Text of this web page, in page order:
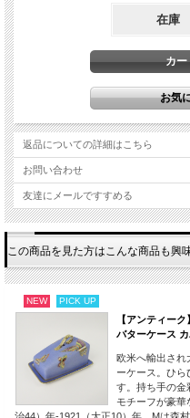
今から100年以上前日本で作られ海
近代輸出陶磁器として当時の日本人
の高さがうかがえる希少なカップ＆
次の100年もまた作品を愛してくだ
【サイズ】※約となります。
カップ
口径：約9cm
高さ：約7.7cm
ソーサー
直径：約15.5m
高さ：約1.7cm
【状態】
金彩のスレ、わずかな金点盛りのは
ございますがヒビ、欠けなどももな
これだけの状態で残っていることは
インテリアとして十分にお楽しみい
■当方で扱うアンティーク商品、ヴィ
コレクションとして飾ってお楽しみ
在庫
返品についての詳細はこちら
お問い合わせ
友達にメールですすめる
この商品を見た方はこんな商品も興
NEW PICK UP
【アンティー
バターケース
欧米へ輸出され
ーケース。ひら
す。持ち手の金
モチーフが豪華